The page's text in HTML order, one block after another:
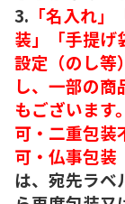
3. 「名入れ
装」「手提げ
設定（のし等
し、一部の
もございます。
可・二重包装
可・仏事包装
は、宛先ラベ